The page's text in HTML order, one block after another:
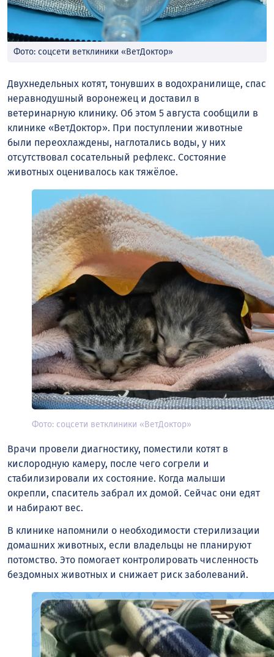
Фото: соцсети ветклиники «ВетДоктор»
Двухнедельных котят, тонувших в водохранилище, спас
неравнодушный воронежец и доставил в
ветеринарную клинику. Об этом 5 августа сообщили в
клинике «ВетДоктор». При поступлении животные
были переохлаждены, наглотались воды, у них
отсутствовал сосательный рефлекс. Состояние
животных оценивалось как тяжёлое.
Фото: соцсети ветклиники «ВетДоктор»
Врачи провели диагностику, поместили котят в
кислородную камеру, после чего согрели и
стабилизировали их состояние. Когда малыши
окрепли, спаситель забрал их домой. Сейчас они едят
и набирают вес.
В клинике напомнили о необходимости стерилизации
домашних животных, если владельцы не планируют
потомство. Это помогает контролировать численность
бездомных животных и снижает риск заболеваний.